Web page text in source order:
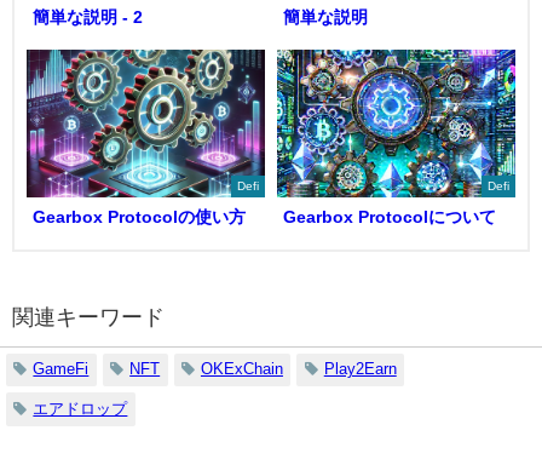
簡単な説明 - 2
簡単な説明
Defi
Gearbox Protocolの使い方
Defi
Gearbox Protocolについて
関連キーワード
GameFi NFT OKExChain Play2Earn
エアドロップ